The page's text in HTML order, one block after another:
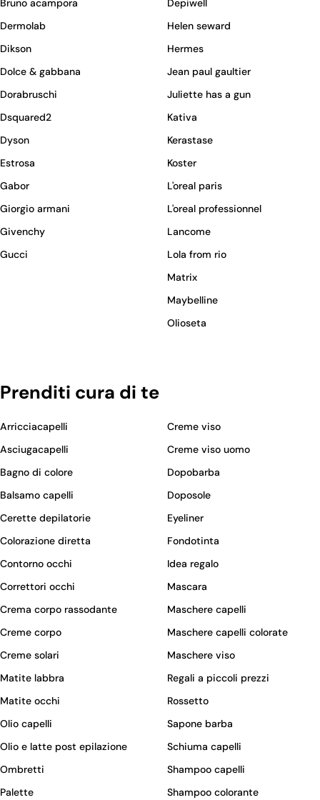
Bruno acampora
Depiwell
Dermolab
Dikson
Dolce & gabbana
Dorabruschi
Dsquared2
Dyson
Estrosa
Gabor
Giorgio armani
Givenchy
Gucci
Helen seward
Hermes
Jean paul gaultier
Juliette has a gun
Kativa
Kerastase
Koster
L'oreal paris
L'oreal professionnel
Lancome
Lola from rio
Matrix
Maybelline
Olioseta
Prenditi cura di te
Arricciacapelli
Asciugacapelli
Bagno di colore
Balsamo capelli
Cerette depilatorie
Colorazione diretta
Contorno occhi
Correttori occhi
Crema corpo rassodante
Creme corpo
Creme solari
Creme viso
Creme viso uomo
Dopobarba
Doposole
Eyeliner
Fondotinta
Idea regalo
Mascara
Maschere capelli
Maschere capelli colorate
Maschere viso
Matite labbra
Matite occhi
Olio capelli
Olio e latte post epilazione
Ombretti
Palette
Regali a piccoli prezzi
Rossetto
Sapone barba
Schiuma capelli
Shampoo capelli
Shampoo colorante